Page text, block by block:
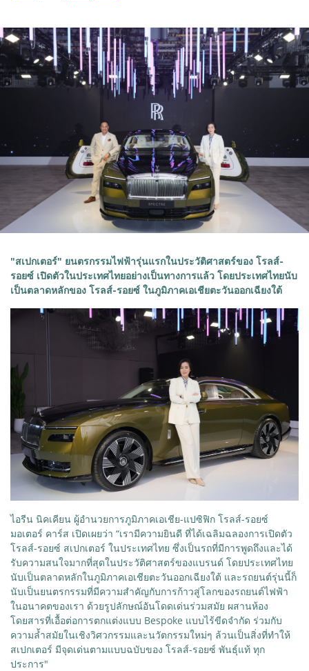
"สเปกเตอร์" ยนตรกรรมไฟฟ้ารุ่นแรกในประวัติศาสตร์ของ โรลส์-
รอยซ์ เปิดตัวในประเทศไทยอย่างเป็นทางการแล้ว โดยประเทศไทยนับ
เป็นตลาดหลักของ โรลส์-รอยซ์ ในภูมิภาคเอเชียตะวันออกเฉียงใต้
ไอรีน นิคเคียน ผู้อำนวยการภูมิภาคเอเชีย-แปซิฟิก โรลส์-รอยซ์
มอเตอร์ คาร์ส เปิดเผยว่า “เรามีความยินดี ที่ได้เฉลิมฉลองการเปิดตัว
โรลส์-รอยซ์ สเปกเตอร์ ในประเทศไทย ซึ่งเป็นรถที่มีการพูดถึงและได้
รับความสนใจมากที่สุดในประวัติศาสตร์ของแบรนด์ โดยประเทศไทย
นับเป็นตลาดหลักในภูมิภาคเอเชียตะวันออกเฉียงใต้ และรถยนต์รุ่นนี้ก็
นับเป็นยนตรกรรมที่มีความสำคัญกับการก้าวสู่โลกของรถยนต์ไฟฟ้า
ในอนาคตของเรา ด้วยรูปลักษณ์อันโดดเด่นร่วมสมัย ผสานห้อง
โดยสารที่เอื้อต่อการตกแต่งแบบ Bespoke แบบไร้ขีดจำกัด ร่วมกับ
ความล้ำสมัยในเชิงวิศวกรรมและนวัตกรรมใหม่ๆ ล้วนเป็นสิ่งที่ทำให้
สเปกเตอร์ มีจุดเด่นตามแบบฉบับของ โรลส์-รอยซ์ พันธุ์แท้ ทุก
ประการ"